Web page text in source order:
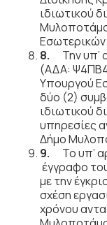
ιδιωτικού
Εσωτερικών.
8. Την υπ’
(ΑΔΑ:
Υπουργού
δύο (2)
ιδιωτικού
υπηρεσίες
Δήμο
9. Το υπ’
έγγραφο
με την
σχέση
χρόνου